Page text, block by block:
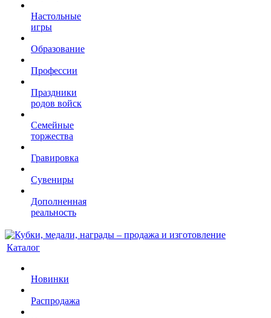
Настольные
игры
Образование
Профессии
Праздники
родов войск
Семейные
торжества
Гравировка
Сувениры
Дополненная
реальность
Каталог
Новинки
Распродажа